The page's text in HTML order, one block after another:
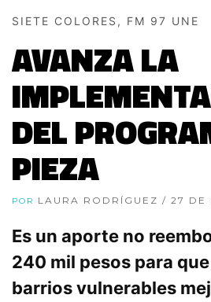
SIETE COLORES, FM 97 UNE
AVANZA LA
DEL
PIEZA
POR LAURA RODRÍGUEZ / 27 DE
Es un aporte no
240 mil pesos para
barrios vulnerables